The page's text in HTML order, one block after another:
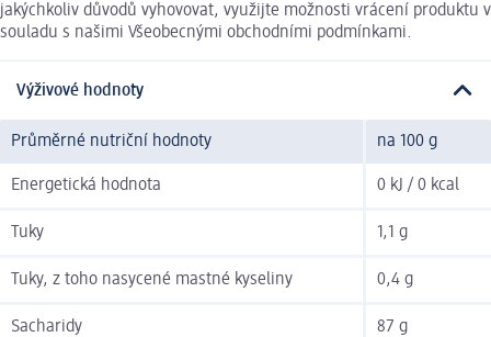
jakýchkoliv důvodů vyhovovat, využijte možnosti vrácení produktu v
souladu s našimi Všeobecnými obchodními podmínkami.
Výživové hodnoty
Průměrné nutriční hodnoty na 100 g
Energetická hodnota 0 kJ / 0 kcal
Tuky 1,1 g
Tuky, z toho nasycené mastné kyseliny 0,4 g
Sacharidy 87 g